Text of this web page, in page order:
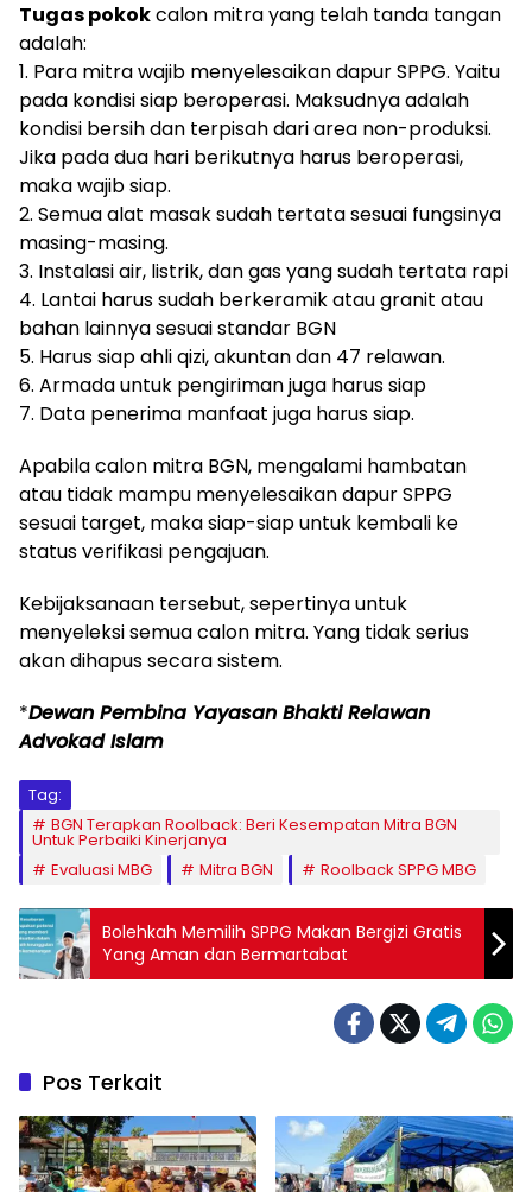
Tugas pokokcalon mitra yang telah tanda tangan
adalah:
1. Para mitra wajib menyelesaikan dapur SPPG. Yaitu
pada kondisi siap beroperasi. Maksudnya adalah
kondisi bersih dan terpisah dari area non-produksi.
Jika pada dua hari berikutnya harus beroperasi,
maka wajib siap.
2. Semua alat masak sudah tertata sesuai fungsinya
masing-masing.
3. Instalasi air, listrik, dan gas yang sudah tertata rapi
4. Lantai harus sudah berkeramik atau granit atau
bahan lainnya sesuai standar BGN
5. Harus siap ahli qizi, akuntan dan 47 relawan.
6. Armada untuk pengiriman juga harus siap
7. Data penerima manfaat juga harus siap.
Apabila calon mitra BGN, mengalami hambatan
atau tidak mampu menyelesaikan dapur SPPG
sesuai target, maka siap-siap untuk kembali ke
status verifikasi pengajuan.
Kebijaksanaan tersebut, sepertinya untuk
menyeleksi semua calon mitra. Yang tidak serius
akan dihapus secara sistem.
*Dewan Pembina Yayasan Bhakti Relawan
Advokad Islam
Tag:
BGN Terapkan Roolback: Beri Kesempatan Mitra BGN
Untuk Perbaiki Kinerjanya
Evaluasi MBG
Mitra BGN Roolback SPPG MBG
Bolehkah Memilih SPPG Makan Bergizi Gratis
Yang Aman dan Bermartabat
Pos Terkait